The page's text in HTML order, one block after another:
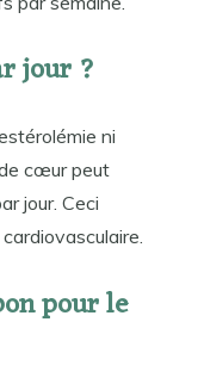
jour ?
ni
cœur peut
jour. Ceci
pour le